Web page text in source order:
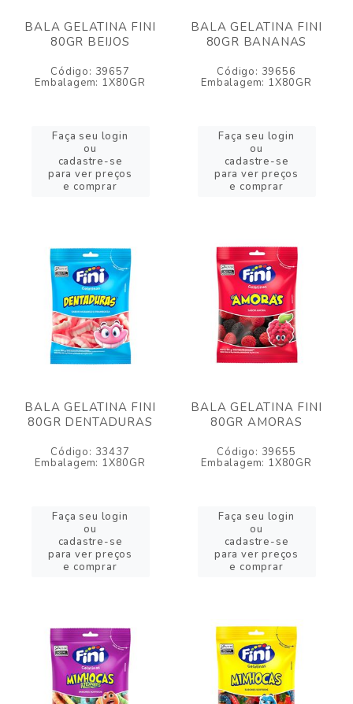
BALA GELATINA FINI
80GR BEIJOS
Código: 39657
Embalagem: 1X80GR
Faça seu login
ou
cadastre-se
para ver preços
e comprar
BALA GELATINA FINI
80GR BANANAS
Código: 39656
Embalagem: 1X80GR
Faça seu login
ou
cadastre-se
para ver preços
e comprar
BALA GELATINA FINI
80GR DENTADURAS
Código: 33437
Embalagem: 1X80GR
Faça seu login
ou
cadastre-se
para ver preços
e comprar
BALA GELATINA FINI
80GR AMORAS
Código: 39655
Embalagem: 1X80GR
Faça seu login
ou
cadastre-se
para ver preços
e comprar